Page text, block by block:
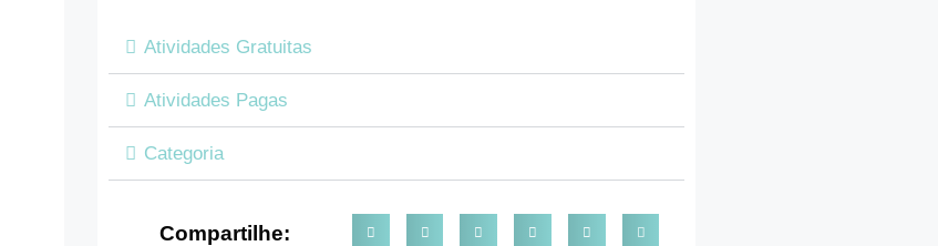
Atividades Gratuitas
Atividades Pagas
Categoria
Compartilhe: